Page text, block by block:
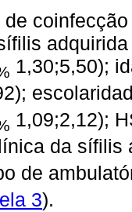
1,30;5,50);
1,09;2,12);
da sífilis
de
3).